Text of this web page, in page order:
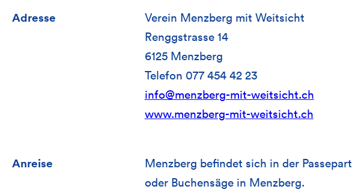
Adresse
Verein Menzberg mit Weitsicht
Renggstrasse 14
6125 Menzberg
Telefon 077 454 42 23
info@menzberg-mit-weitsicht.ch
www.menzberg-mit-weitsicht.ch
Anreise
Menzberg befindet sich in der
oder Buchensäge in Menzberg.